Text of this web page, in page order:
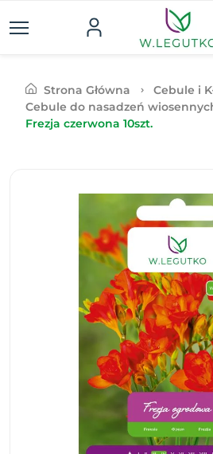
Strona Główna
Cebule i
Cebule do nasadzeń
Frezja czerwona 10szt.